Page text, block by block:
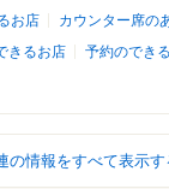
お店
カウンター席の
きるお店
予約のでき
の情報をすべて表示す